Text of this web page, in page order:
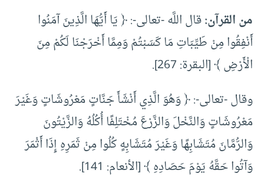
من القرآن:قال اللَّه -تعالى-: ﴿ يَا أَيُّهَا الَّذِينَ آمَنُوا
أَنْفِقُوا مِنْ طَيِّبَاتِ مَا كَسَبْتُمْ وَمِمَّا أَخْرَجْنَا لَكُمْ مِنَ
الْأَرْضِ ﴾ [البقرة: 267].
وقال -تعالى-: ﴿ وَهُوَ الَّذِي أَنْشَأَ جَنَّاتٍ مَعْرُوشَاتٍ وَغَيْرَ
مَعْرُوشَاتٍ وَالنَّخْلَ وَالزَّرْعَ مُخْتَلِفًا أُكُلُهُ وَالزَّيْتُونَ
وَالرُّمَّانَ مُتَشَابِهًا وَغَيْرَ مُتَشَابِهٍ كُلُوا مِنْ ثَمَرِهِ إِذَا أَثْمَرَ
وَآتُوا حَقَّهُ يَوْمَ حَصَادِهِ ﴾ [الأنعام: 141].